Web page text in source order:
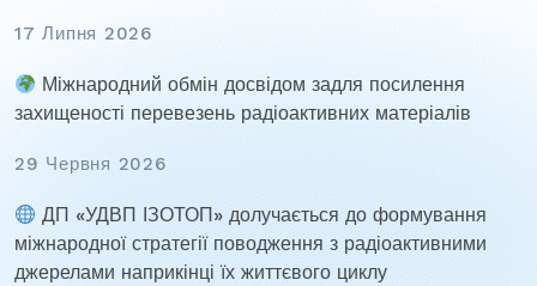
17 Липня 2026
Міжнародний обмін досвідом задля посилення
захищеності перевезень радіоактивних матеріалів
29 Червня 2026
ДП «УДВП ІЗОТОП» долучається до формування
міжнародної стратегії поводження з радіоактивними
джерелами наприкінці їх життєвого циклу